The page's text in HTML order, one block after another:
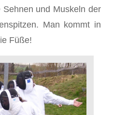
und Muskeln der
Man kommt in
Füße!